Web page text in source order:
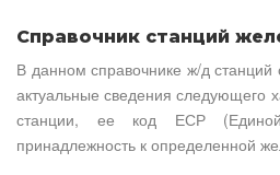
Справочник станций
В данном справочнике ж/д
актуальные сведения следующего
станции, ее код ЕСР
принадлежность к определенной